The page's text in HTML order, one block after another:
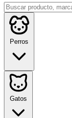
Perros
Gatos